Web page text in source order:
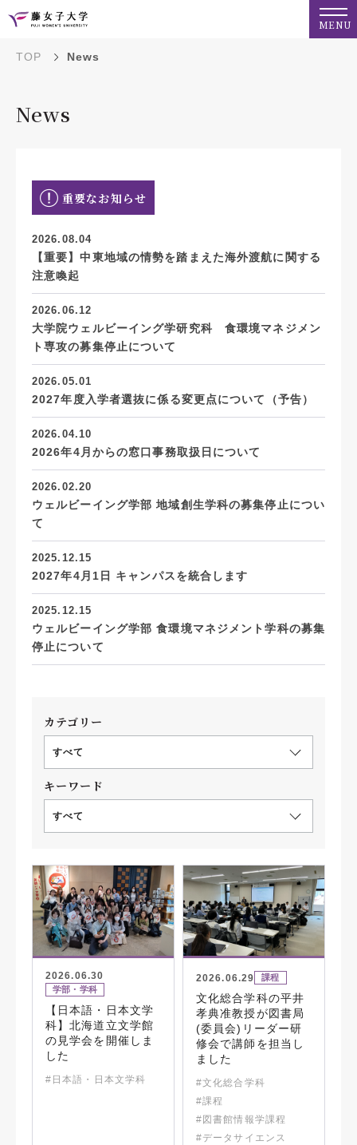
MENU
TOP News
News
重要なお知らせ
2026.08.04
【重要】中東地域の情勢を踏まえた海外渡航に関する
注意喚起
2026.06.12
大学院ウェルビーイング学研究科 食環境マネジメン
ト専攻の募集停止について
2026.05.01
2027年度入学者選抜に係る変更点について（予告）
2026.04.10
2026年4月からの窓口事務取扱日について
2026.02.20
ウェルビーイング学部 地域創生学科の募集停止につい
て
2025.12.15
2027年4月1日 キャンパスを統合します
2025.12.15
ウェルビーイング学部 食環境マネジメント学科の募集
停止について
カテゴリー
すべて
キーワード
すべて
2026.06.30
学部・学科
【日本語・日本文学
科】北海道立文学館
の見学会を開催しま
した
#日本語・日本文学科
2026.06.29 課程
文化総合学科の平井
孝典准教授が図書局
(委員会)リーダー研
修会で講師を担当し
ました
#文化総合学科
#課程
#図書館情報学課程
#データサイエンス